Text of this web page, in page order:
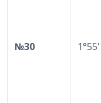
№30 1°55'